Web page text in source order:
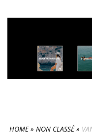
HOME» NON CLASSÉ»